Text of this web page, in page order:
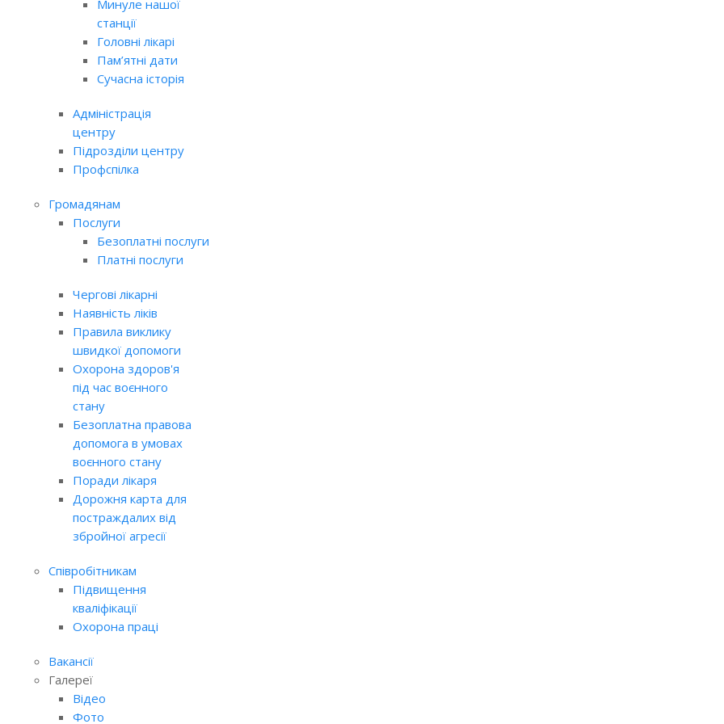
Минуле нашої
станції
Головні лікарі
Пам’ятні дати
Сучасна історія
Адміністрація
центру
Підрозділи центру
Профспілка
Громадянам
Послуги
Безоплатні послуги
Платні послуги
Чергові лікарні
Наявність ліків
Правила виклику
швидкої допомоги
Охорона здоров'я
під час воєнного
стану
Безоплатна правова
допомога в умовах
воєнного стану
Поради лікаря
Дорожня карта для
постраждалих від
збройної агресії
Співробітникам
Підвищення
кваліфікації
Охорона праці
Вакансії
Галереї
Відео
Фото